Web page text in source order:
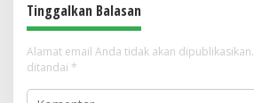
Tinggalkan Balasan
Alamat email Anda tidak akan dipublikasikan.
ditandai *